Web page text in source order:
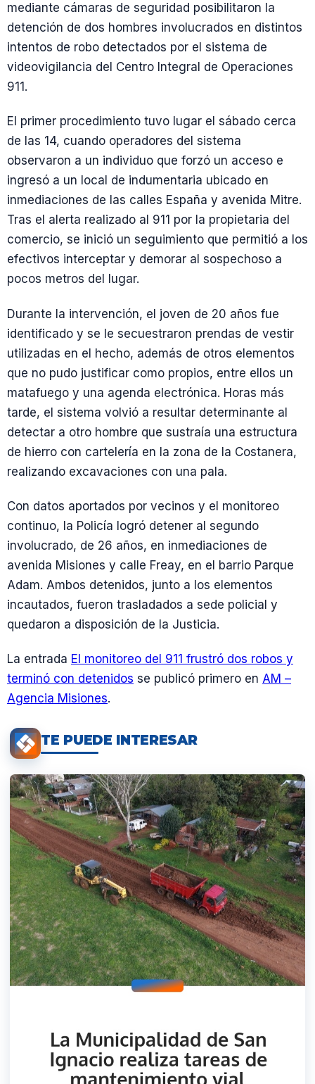
mediante cámaras de seguridad posibilitaron la
detención de dos hombres involucrados en distintos
intentos de robo detectados por el sistema de
videovigilancia del Centro Integral de Operaciones
911.
El primer procedimiento tuvo lugar el sábado cerca
de las 14, cuando operadores del sistema
observaron a un individuo que forzó un acceso e
ingresó a un local de indumentaria ubicado en
inmediaciones de las calles España y avenida Mitre.
Tras el alerta realizado al 911 por la propietaria del
comercio, se inició un seguimiento que permitió a los
efectivos interceptar y demorar al sospechoso a
pocos metros del lugar.
Durante la intervención, el joven de 20 años fue
identificado y se le secuestraron prendas de vestir
utilizadas en el hecho, además de otros elementos
que no pudo justificar como propios, entre ellos un
matafuego y una agenda electrónica. Horas más
tarde, el sistema volvió a resultar determinante al
detectar a otro hombre que sustraía una estructura
de hierro con cartelería en la zona de la Costanera,
realizando excavaciones con una pala.
Con datos aportados por vecinos y el monitoreo
continuo, la Policía logró detener al segundo
involucrado, de 26 años, en inmediaciones de
avenida Misiones y calle Freay, en el barrio Parque
Adam. Ambos detenidos, junto a los elementos
incautados, fueron trasladados a sede policial y
quedaron a disposición de la Justicia.
La entrada El monitoreo del 911 frustró dos robos y
terminó con detenidos se publicó primero en AM –
Agencia Misiones.
TE PUEDE INTERESAR